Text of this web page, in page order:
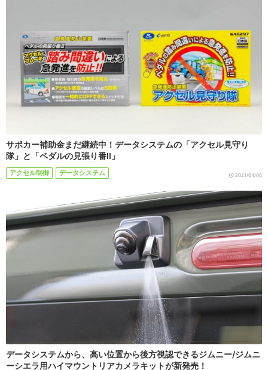
サポカー補助金まだ継続中！データシステムの「アクセル見守り
隊」と「ペダルの見張り番II」
アクセル制御 データシステム 2021/04/06
データシステムから、高い位置から後方視認できるジムニー/ジムニ
ーシエラ用ハイマウントリアカメラキットが新発売！